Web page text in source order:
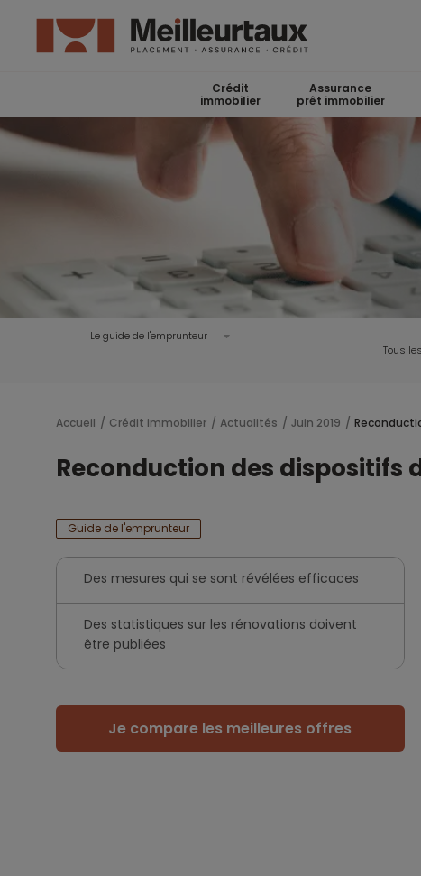
Crédit
immobilier
Assurance
prêt immobilier
Le guide de l'emprunteur
Tous
Accueil Crédit immobilier Actualités Juin 2019
Reconduction des
Guide de l'emprunteur
Des mesures qui se sont révélées efficaces
Des statistiques sur les rénovations doivent
être publiées
Je compare les meilleures offres